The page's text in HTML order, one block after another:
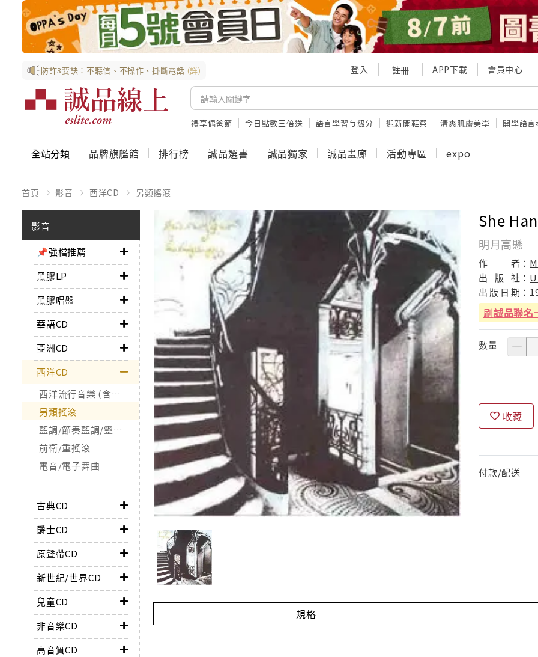
防詐3要訣：不聽信、不操作、掛斷電話 (詳) 登入 註冊 APP下載 會員中心
禮享偶爸節 今日點數三倍送 語言學習ㄅ級分 迎新開鞋祭 清爽肌膚美學 開學語
全站分類 品牌旗艦館 排行榜 誠品選書 誠品獨家 誠品畫廊 活動專區 expo
首頁 影音 西洋CD 另類搖滾
影音
📌強檔推薦
黑膠LP
黑膠唱盤
華語CD
亞洲CD
西洋CD
西洋流行音樂 (含合輯)
另類搖滾
藍調/節奏藍調/靈魂樂/Funk
前衛/重搖滾
電音/電子舞曲
古典CD
爵士CD
原聲帶CD
新世紀/世界CD
兒童CD
非音樂CD
高音質CD
She
明月高懸
作 者：
出
版 社：
出 版 日 期：
刷誠品聯名
數量
收藏
付款/配送
規格